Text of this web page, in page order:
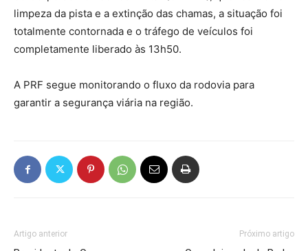
limpeza da pista e a extinção das chamas, a situação foi
totalmente contornada e o tráfego de veículos foi
completamente liberado às 13h50.
A PRF segue monitorando o fluxo da rodovia para
garantir a segurança viária na região.
Artigo anterior Próximo artigo